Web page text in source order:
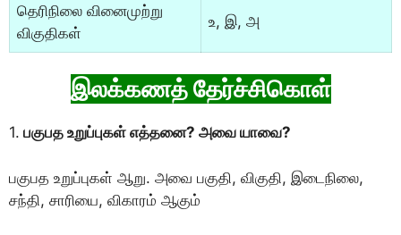
தெரிநிலை வினைமுற்று
விகுதிகள்
உ, இ, அ
இலக்கணத் தேர்ச்சிகொள்
1. பகுபத உறுப்புகள் எத்தனை? அவை யாவை?
பகுபத உறுப்புகள் ஆறு. அவை பகுதி, விகுதி, இடைநிலை,
சந்தி, சாரியை, விகாரம் ஆகும்